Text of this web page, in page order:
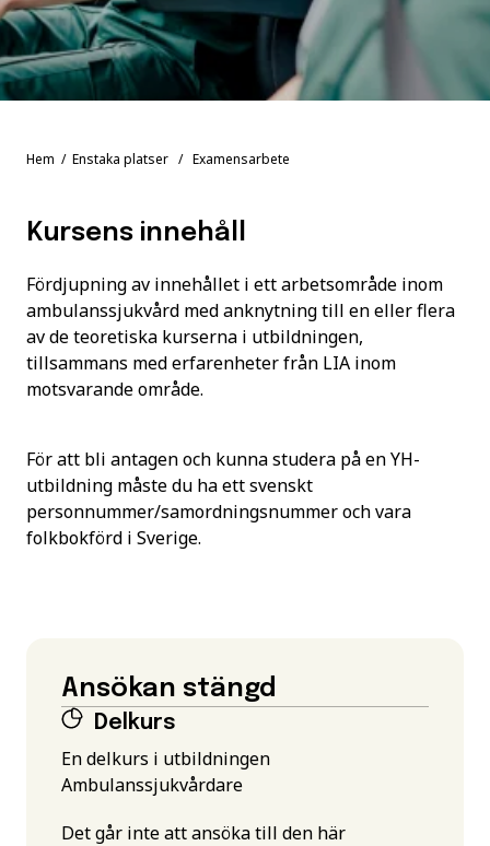
Hem / Enstaka platser / Examensarbete
Kursens innehåll
Fördjupning av innehållet i ett arbetsområde inom
ambulanssjukvård med anknytning till en eller flera
av de teoretiska kurserna i utbildningen,
tillsammans med erfarenheter från LIA inom
motsvarande område.
För att bli antagen och kunna studera på en YH-
utbildning måste du ha ett svenskt
personnummer/samordningsnummer och vara
folkbokförd i Sverige.
Ansökan stängd
Delkurs
En delkurs i utbildningen
Ambulanssjukvårdare
Det går inte att ansöka till den här